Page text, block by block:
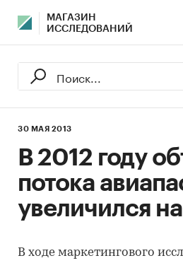
МАГАЗИН
ИССЛЕДОВАНИЙ
30 МАЯ 2013
В 2012 году
потока
увеличился
В ходе маркетингового